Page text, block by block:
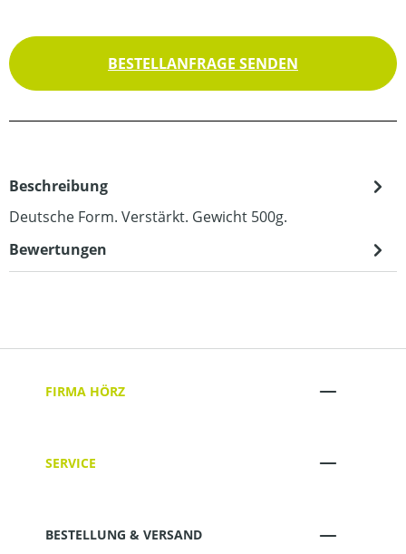
BESTELLANFRAGE SENDEN
Beschreibung
Deutsche Form. Verstärkt. Gewicht 500g.
Bewertungen
FIRMA HÖRZ
SERVICE
BESTELLUNG & VERSAND